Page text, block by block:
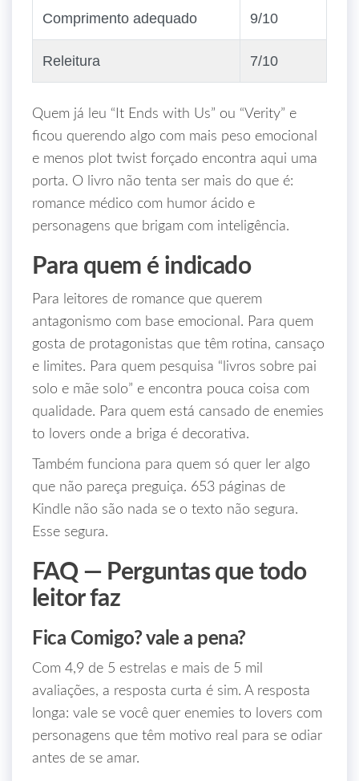
Comprimento adequado 9/10
Releitura 7/10
Quem já leu “It Ends with Us” ou “Verity” e
ficou querendo algo com mais peso emocional
e menos plot twist forçado encontra aqui uma
porta. O livro não tenta ser mais do que é:
romance médico com humor ácido e
personagens que brigam com inteligência.
Para quem é indicado
Para leitores de romance que querem
antagonismo com base emocional. Para quem
gosta de protagonistas que têm rotina, cansaço
e limites. Para quem pesquisa “livros sobre pai
solo e mãe solo” e encontra pouca coisa com
qualidade. Para quem está cansado de enemies
to lovers onde a briga é decorativa.
Também funciona para quem só quer ler algo
que não pareça preguiça. 653 páginas de
Kindle não são nada se o texto não segura.
Esse segura.
FAQ — Perguntas que todo
leitor faz
Fica Comigo? vale a pena?
Com 4,9 de 5 estrelas e mais de 5 mil
avaliações, a resposta curta é sim. A resposta
longa: vale se você quer enemies to lovers com
personagens que têm motivo real para se odiar
antes de se amar.